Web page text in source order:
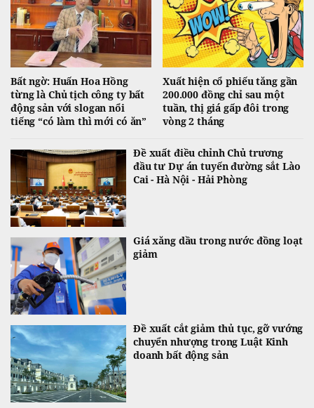
Bất ngờ: Huấn Hoa Hồng
từng là Chủ tịch công ty bất
động sản với slogan nổi
tiếng “có làm thì mới có ăn”
Xuất hiện cổ phiếu tăng gần
200.000 đồng chỉ sau một
tuần, thị giá gấp đôi trong
vòng 2 tháng
Đề xuất điều chỉnh Chủ trương
đầu tư Dự án tuyến đường sắt Lào
Cai - Hà Nội - Hải Phòng
Giá xăng dầu trong nước đồng loạt
giảm
Đề xuất cắt giảm thủ tục, gỡ vướng
chuyển nhượng trong Luật Kinh
doanh bất động sản